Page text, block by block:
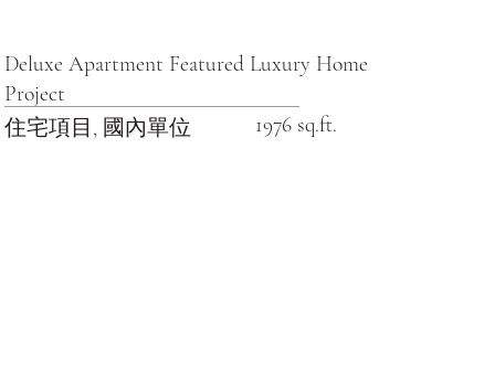
Deluxe Apartment Featured Luxury Home
Project
住宅項目, 國內單位
1976 sq.ft.